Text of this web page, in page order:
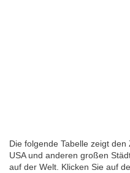
Die folgende Tabelle zeigt
USA und anderen großen
auf der Welt. Klicken Sie auf